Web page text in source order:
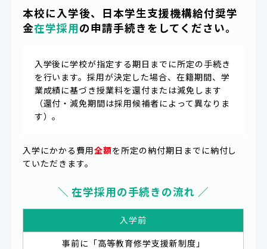
本校に入学後、日本学生支援機構給付奨学
金在学採用の申請手続きをしてください。
入学後に学校が指定する期日までに所定の手続き
を行います。採用が決定した場合、在籍期間、学
業成績に基づき授業料を還付または減免します
（還付・減免期間は採用候補者によって異なりま
す）。
入学にかかる費用全額を所定の納付期日までに納付し
ていただきます。
＼ 在学採用の手続きの流れ ／
入学前
事前に「高等教育修学支援新制度」